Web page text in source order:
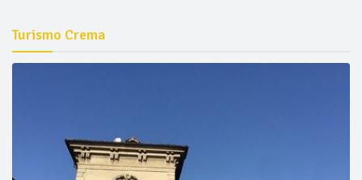
Turismo Crema